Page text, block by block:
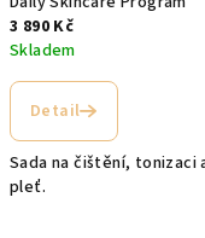
3 890 Kč
Skladem
hodnocení
produktu
je
4,4
z
Detail
Sada na čištění, tonizaci
pleť.